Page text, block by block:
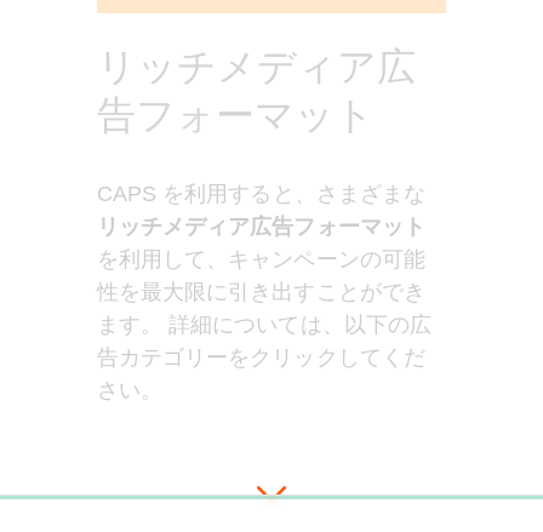
リッチメディア広
告フォーマット
CAPS を利用すると、さまざまな
リッチメディア広告フォーマット
を利用して、キャンペーンの可能
性を最大限に引き出すことができ
ます。 詳細については、以下の広
告カテゴリーをクリックしてくだ
さい。
0%